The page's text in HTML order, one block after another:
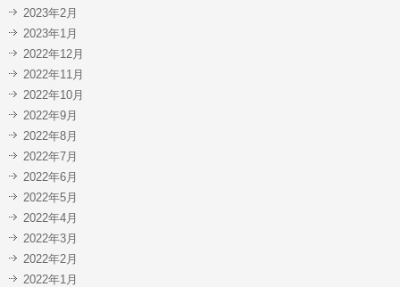
2023年2月
2023年1月
2022年12月
2022年11月
2022年10月
2022年9月
2022年8月
2022年7月
2022年6月
2022年5月
2022年4月
2022年3月
2022年2月
2022年1月